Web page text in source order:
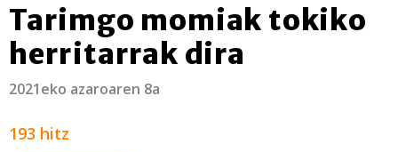
Tarimgo momiak tokiko
herritarrak dira
2021eko azaroaren 8a
193 hitz